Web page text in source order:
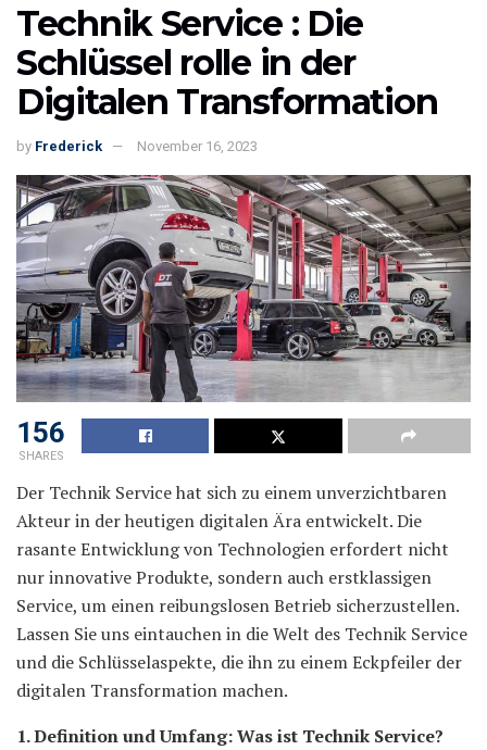
Technik Service : Die
Schlüssel rolle in der
Digitalen Transformation
by Frederick November 16, 2023
156
SHARES
Der Technik Service hat sich zu einem unverzichtbaren
Akteur in der heutigen digitalen Ära entwickelt. Die
rasante Entwicklung von Technologien erfordert nicht
nur innovative Produkte, sondern auch erstklassigen
Service, um einen reibungslosen Betrieb sicherzustellen.
Lassen Sie uns eintauchen in die Welt des Technik Service
und die Schlüsselaspekte, die ihn zu einem Eckpfeiler der
digitalen Transformation machen.
1. Definition und Umfang: Was ist Technik Service?